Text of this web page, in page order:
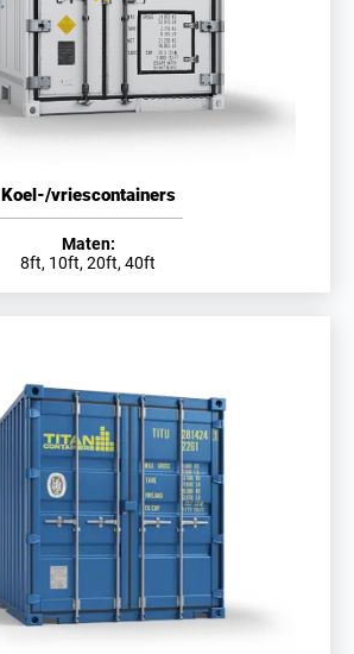
Koel-/vriescontainers
Maten:
8ft, 10ft, 20ft, 40ft